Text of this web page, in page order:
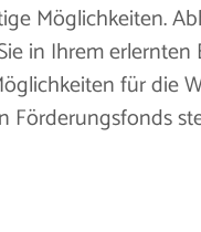
Möglichkeiten.
in Ihrem
für die
Förderungsfonds